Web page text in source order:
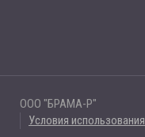
ООО "БРАМА-Р"
Условия использования